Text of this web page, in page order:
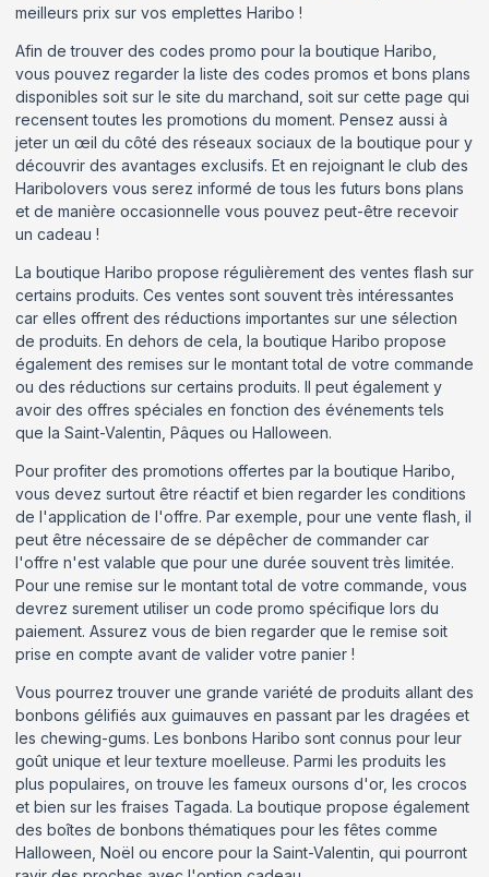
meilleurs prix sur vos emplettes Haribo !
Afin de trouver des codes promo pour la boutique Haribo,
vous pouvez regarder la liste des codes promos et bons plans
disponibles soit sur le site du marchand, soit sur cette page qui
recensent toutes les promotions du moment. Pensez aussi à
jeter un œil du côté des réseaux sociaux de la boutique pour y
découvrir des avantages exclusifs. Et en rejoignant le club des
Haribolovers vous serez informé de tous les futurs bons plans
et de manière occasionnelle vous pouvez peut-être recevoir
un cadeau !
La boutique Haribo propose régulièrement des ventes flash sur
certains produits. Ces ventes sont souvent très intéressantes
car elles offrent des réductions importantes sur une sélection
de produits. En dehors de cela, la boutique Haribo propose
également des remises sur le montant total de votre commande
ou des réductions sur certains produits. Il peut également y
avoir des offres spéciales en fonction des événements tels
que la Saint-Valentin, Pâques ou Halloween.
Pour profiter des promotions offertes par la boutique Haribo,
vous devez surtout être réactif et bien regarder les conditions
de l'application de l'offre. Par exemple, pour une vente flash, il
peut être nécessaire de se dépêcher de commander car
l'offre n'est valable que pour une durée souvent très limitée.
Pour une remise sur le montant total de votre commande, vous
devrez surement utiliser un code promo spécifique lors du
paiement. Assurez vous de bien regarder que le remise soit
prise en compte avant de valider votre panier !
Vous pourrez trouver une grande variété de produits allant des
bonbons gélifiés aux guimauves en passant par les dragées et
les chewing-gums. Les bonbons Haribo sont connus pour leur
goût unique et leur texture moelleuse. Parmi les produits les
plus populaires, on trouve les fameux oursons d'or, les crocos
et bien sur les fraises Tagada. La boutique propose également
des boîtes de bonbons thématiques pour les fêtes comme
Halloween, Noël ou encore pour la Saint-Valentin, qui pourront